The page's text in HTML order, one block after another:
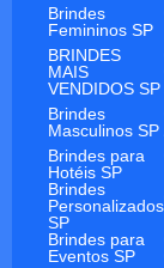
Brindes
Femininos SP
BRINDES
MAIS
VENDIDOS SP
Brindes
Masculinos SP
Brindes para
Hotéis SP
Brindes
Personalizados
SP
Brindes para
Eventos SP